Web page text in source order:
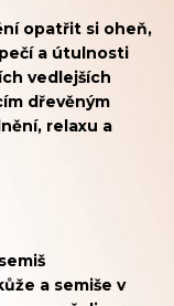
opatřit si oheň,
a útulnosti
vedlejších
dřevěným
relaxu a
a semiše v